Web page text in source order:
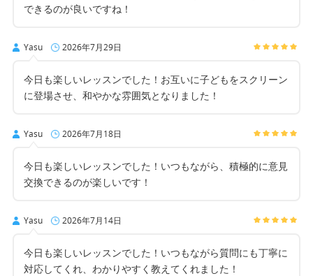
できるのが良いですね！
Yasu 2026年7月29日
今日も楽しいレッスンでした！お互いに子どもをスクリーン
に登場させ、和やかな雰囲気となりました！
Yasu 2026年7月18日
今日も楽しいレッスンでした！いつもながら、積極的に意見
交換できるのが楽しいです！
Yasu 2026年7月14日
今日も楽しいレッスンでした！いつもながら質問にも丁寧に
対応してくれ、わかりやすく教えてくれました！